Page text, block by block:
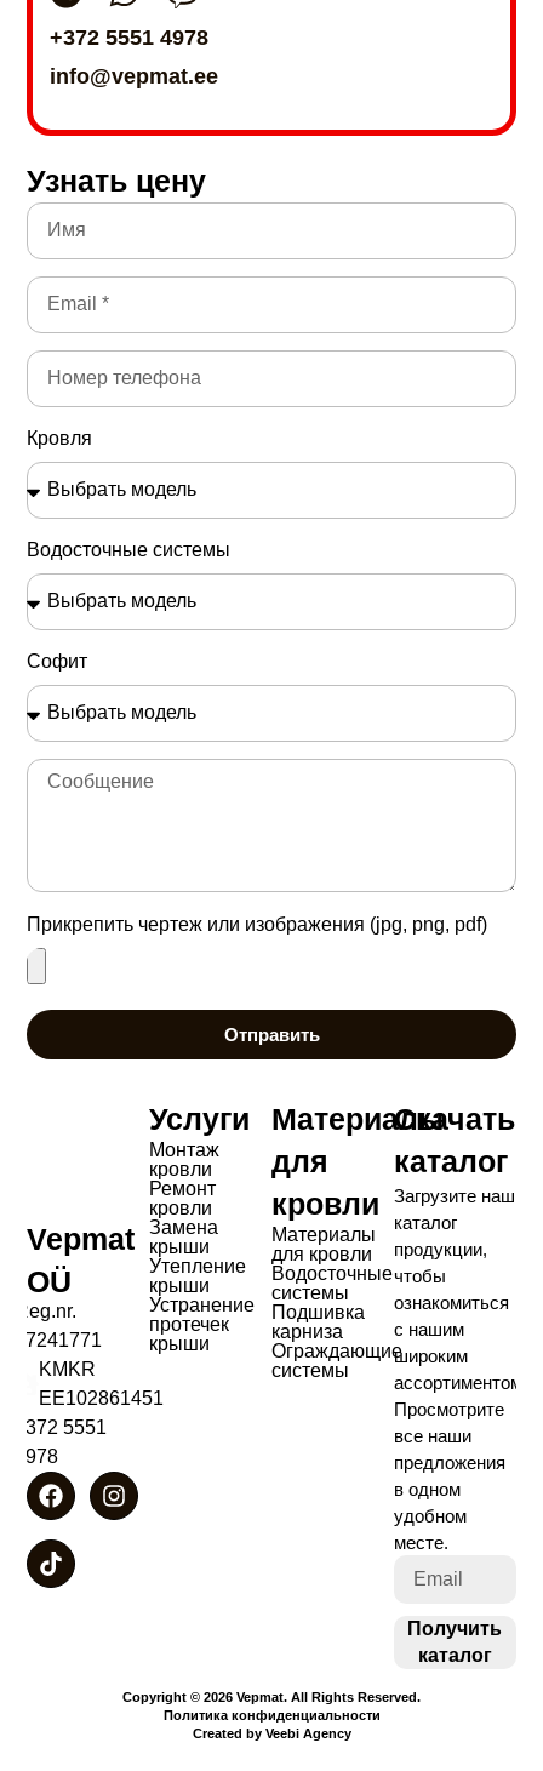
+372 5551 4978
info@vepmat.ee
Узнать цену
Кровля
Водосточные системы
Софит
Прикрепить чертеж или изображения (jpg, png, pdf)
Отправить
Vepmat
OÜ
Reg.nr.
17241771
KMKR
EE102861451
+372 5551
4978
Услуги
Монтаж
кровли
Ремонт
кровли
Замена
крыши
Утепление
крыши
Устранение
протечек
крыши
Материалы
для
кровли
Материалы
для кровли
Водосточные
системы
Подшивка
карниза
Ограждающие
системы
Скачать
каталог
Загрузите наш
каталог
продукции,
чтобы
ознакомиться
с нашим
широким
ассортиментом!
Просмотрите
все наши
предложения
в одном
удобном
месте.
Получить
каталог
Copyright © 2026 Vepmat. All Rights Reserved.
Политика конфиденциальности
Created by Veebi Agency